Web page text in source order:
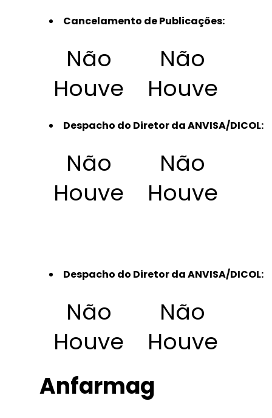
Cancelamento de Publicações:
Não
Houve
Não
Houve
Despacho do Diretor da ANVISA/DICOL:
Não
Houve
Não
Houve
Despacho do Diretor da ANVISA/DICOL:
Não
Houve
Não
Houve
Anfarmag